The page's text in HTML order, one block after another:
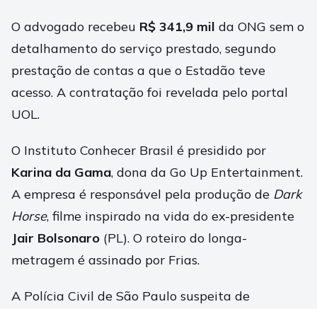
O advogado recebeu R$ 341,9 mil da ONG sem o
detalhamento do serviço prestado, segundo
prestação de contas a que o Estadão teve
acesso. A contratação foi revelada pelo portal
UOL.
O Instituto Conhecer Brasil é presidido por
Karina da Gama, dona da Go Up Entertainment.
A empresa é responsável pela produção de Dark
Horse, filme inspirado na vida do ex-presidente
Jair Bolsonaro (PL). O roteiro do longa-
metragem é assinado por Frias.
A Polícia Civil de São Paulo suspeita de